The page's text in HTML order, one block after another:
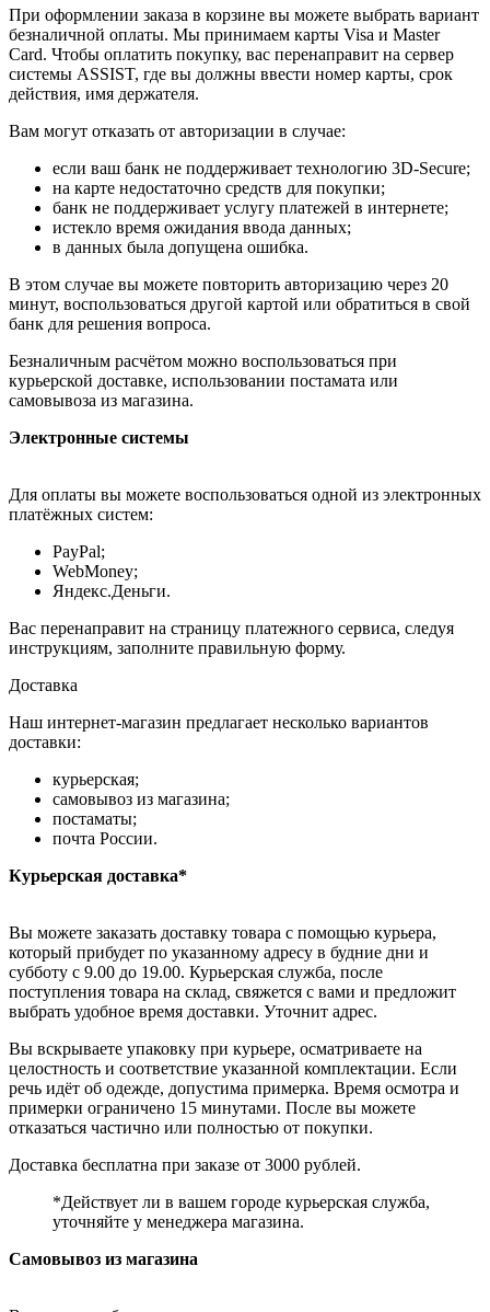
При оформлении заказа в корзине вы можете выбрать вариант
безналичной оплаты. Мы принимаем карты Visa и Master
Card. Чтобы оплатить покупку, вас перенаправит на сервер
системы ASSIST, где вы должны ввести номер карты, срок
действия, имя держателя.
Вам могут отказать от авторизации в случае:
если ваш банк не поддерживает технологию 3D-Secure;
на карте недостаточно средств для покупки;
банк не поддерживает услугу платежей в интернете;
истекло время ожидания ввода данных;
в данных была допущена ошибка.
В этом случае вы можете повторить авторизацию через 20
минут, воспользоваться другой картой или обратиться в свой
банк для решения вопроса.
Безналичным расчётом можно воспользоваться при
курьерской доставке, использовании постамата или
самовывоза из магазина.
Электронные системы
Для оплаты вы можете воспользоваться одной из электронных
платёжных систем:
PayPal;
WebMoney;
Яндекс.Деньги.
Вас перенаправит на страницу платежного сервиса, следуя
инструкциям, заполните правильную форму.
Доставка
Наш интернет-магазин предлагает несколько вариантов
доставки:
курьерская;
самовывоз из магазина;
постаматы;
почта России.
Курьерская доставка*
Вы можете заказать доставку товара с помощью курьера,
который прибудет по указанному адресу в будние дни и
субботу с 9.00 до 19.00. Курьерская служба, после
поступления товара на склад, свяжется с вами и предложит
выбрать удобное время доставки. Уточнит адрес.
Вы вскрываете упаковку при курьере, осматриваете на
целостность и соответствие указанной комплектации. Если
речь идёт об одежде, допустима примерка. Время осмотра и
примерки ограничено 15 минутами. После вы можете
отказаться частично или полностью от покупки.
Доставка бесплатна при заказе от 3000 рублей.
*Действует ли в вашем городе курьерская служба,
уточняйте у менеджера магазина.
Самовывоз из магазина